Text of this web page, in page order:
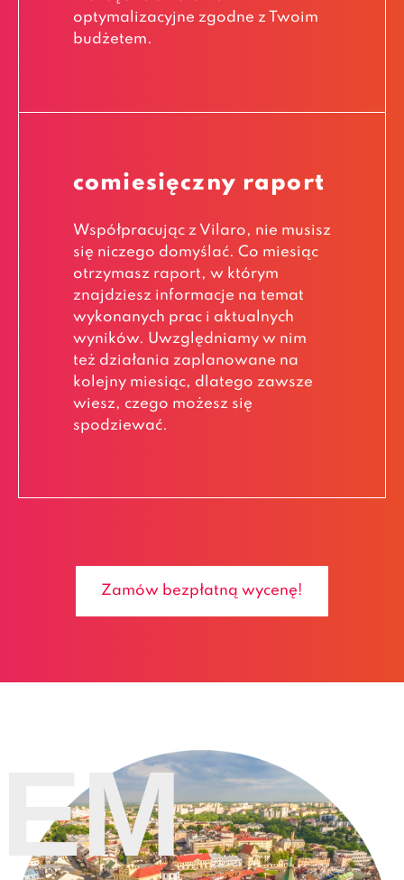
optymalizacyjne zgodne z Twoim
budżetem.
comiesięczny raport
Współpracując z Vilaro, nie musisz
się niczego domyślać. Co miesiąc
otrzymasz raport, w którym
znajdziesz informacje na temat
wykonanych prac i aktualnych
wyników. Uwzględniamy w nim
też działania zaplanowane na
kolejny miesiąc, dlatego zawsze
wiesz, czego możesz się
spodziewać.
Zamów bezpłatną wycenę!